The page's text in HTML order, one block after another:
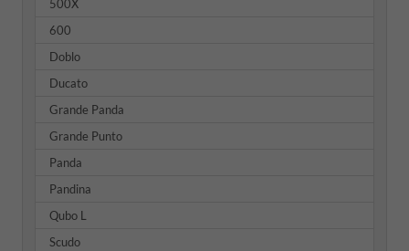
500X
600
Doblo
Ducato
Grande Panda
Grande Punto
Panda
Pandina
Qubo L
Scudo